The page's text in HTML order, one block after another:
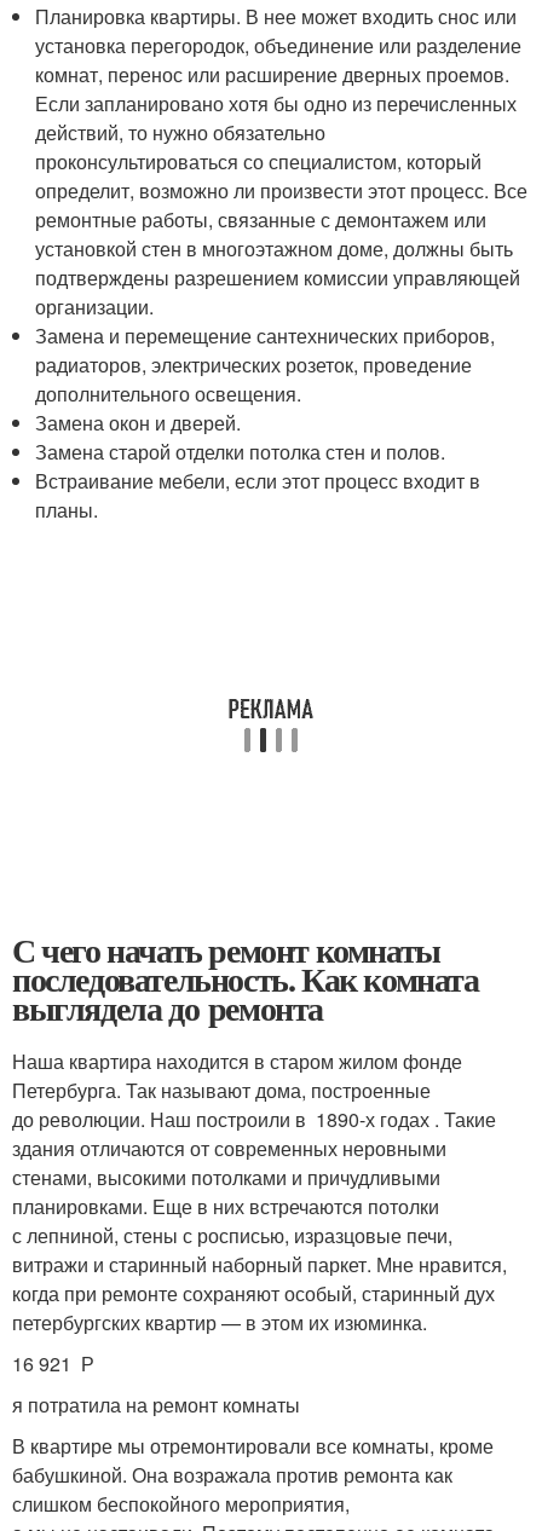
Планировка квартиры. В нее может входить снос или
установка перегородок, объединение или разделение
комнат, перенос или расширение дверных проемов.
Если запланировано хотя бы одно из перечисленных
действий, то нужно обязательно
проконсультироваться со специалистом, который
определит, возможно ли произвести этот процесс. Все
ремонтные работы, связанные с демонтажем или
установкой стен в многоэтажном доме, должны быть
подтверждены разрешением комиссии управляющей
организации.
Замена и перемещение сантехнических приборов,
радиаторов, электрических розеток, проведение
дополнительного освещения.
Замена окон и дверей.
Замена старой отделки потолка стен и полов.
Встраивание мебели, если этот процесс входит в
планы.
С чего начать ремонт комнаты
последовательность. Как комната
выглядела до ремонта
Наша квартира находится в старом жилом фонде
Петербурга. Так называют дома, построенные
до революции. Наш построили в 1890-х годах . Такие
здания отличаются от современных неровными
стенами, высокими потолками и причудливыми
планировками. Еще в них встречаются потолки
с лепниной, стены с росписью, изразцовые печи,
витражи и старинный наборный паркет. Мне нравится,
когда при ремонте сохраняют особый, старинный дух
петербургских квартир — в этом их изюминка.
16 921 Р
я потратила на ремонт комнаты
В квартире мы отремонтировали все комнаты, кроме
бабушкиной. Она возражала против ремонта как
слишком беспокойного мероприятия,